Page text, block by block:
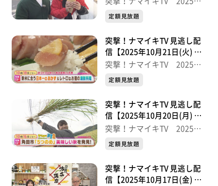
半
定額見放題
突撃！ナマイキTV 見逃し配
信【2025年10月21日(火) 放
送分】
突撃！ナマイキTV 2025後
半
定額見放題
突撃！ナマイキTV 見逃し配
信【2025年10月20日(月) 放
送分】
突撃！ナマイキTV 2025後
半
定額見放題
突撃！ナマイキTV 見逃し配
信【2025年10月17日(金) 放